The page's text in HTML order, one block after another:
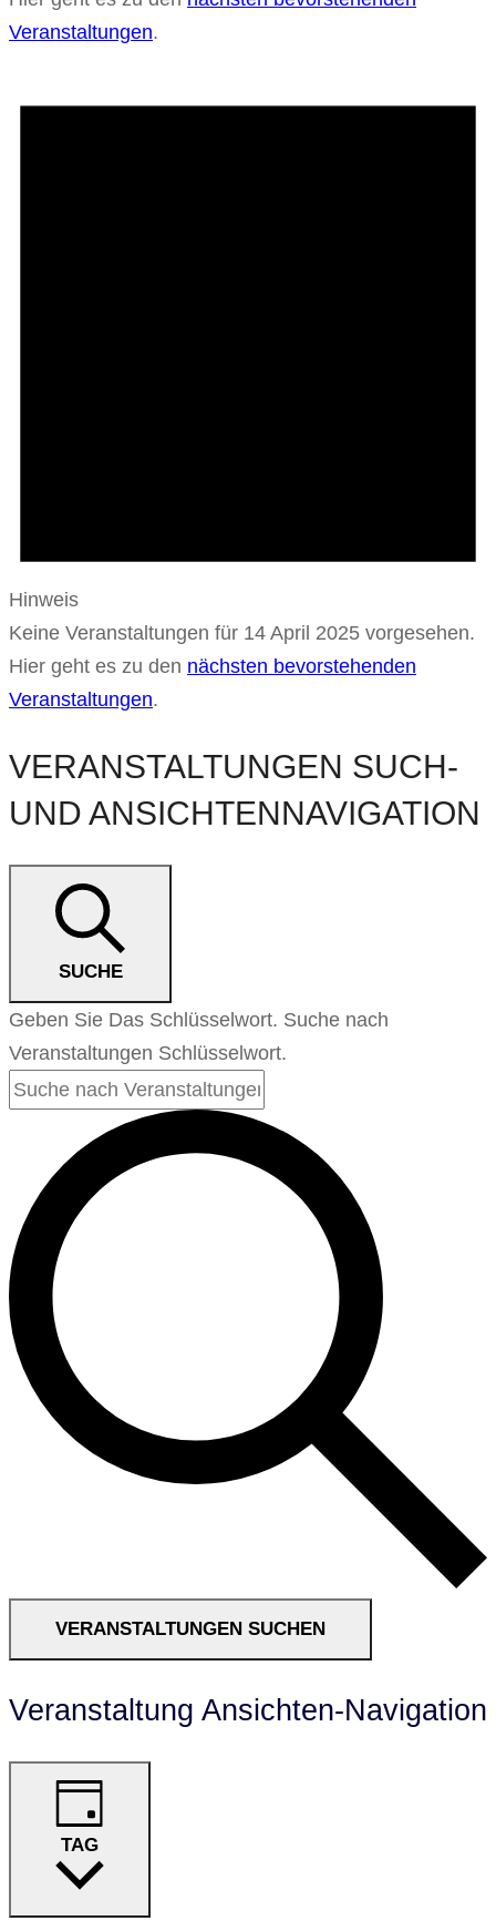
Veranstaltungen.
Hinweis
Keine Veranstaltungen für 14 April 2025 vorgesehen.
Hier geht es zu den nächsten bevorstehenden
Veranstaltungen.
VERANSTALTUNGEN SUCH-
UND ANSICHTENNAVIGATION
SUCHE
Geben Sie Das Schlüsselwort. Suche nach
Veranstaltungen Schlüsselwort.
VERANSTALTUNGEN SUCHEN
Veranstaltung Ansichten-Navigation
TAG